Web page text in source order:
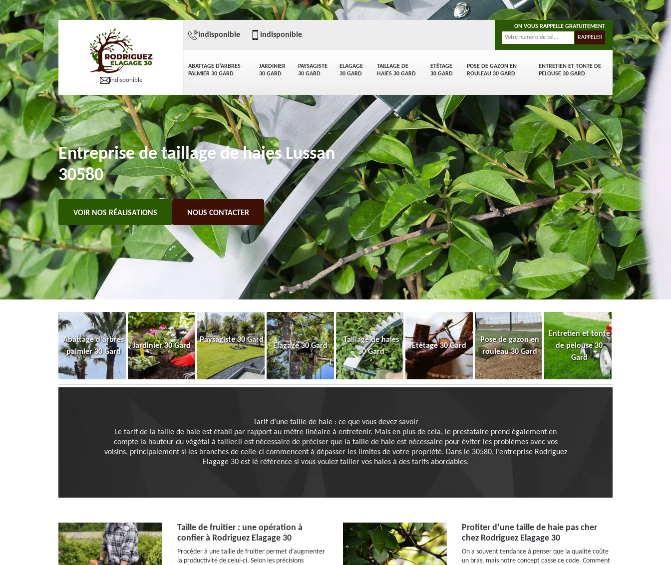
indisponible
ABATTAGE D'ARBRES
PALMIER 30 GARD
JARDINIER
30 GARD
PAYSAGISTE
30 GARD
ELAGAGE
30 GARD
TAILLAGE DE
HAIES 30 GARD
ETÊTAGE
30 GARD
POSE DE GAZON EN
ROULEAU 30 GARD
ENTRETIEN ET TONTE DE
PELOUSE 30 GARD
indisponible indisponible
ON VOUS RAPPELLE GRATUITEMENT
Entreprise de taillage de haies Lussan
30580
VOIR NOS RÉALISATIONS NOUS CONTACTER
Abattage d'arbres
palmier 30 Gard
Jardinier 30 Gard
Paysagiste 30 Gard
Elagage 30 Gard
Taillage de haies
30 Gard
Etêtage 30 Gard
Pose de gazon en
rouleau 30 Gard
Entretien et tonte
de pelouse 30
Gard
Tarif d’une taille de haie : ce que vous devez savoir
Le tarif de la taille de haie est établi par rapport au mètre linéaire à entretenir. Mais en plus de cela, le prestataire prend également en
compte la hauteur du végétal à tailler.il est nécessaire de préciser que la taille de haie est nécessaire pour éviter les problèmes avec vos
voisins, principalement si les branches de celle-ci commencent à dépasser les limites de votre propriété. Dans le 30580, l’entreprise Rodriguez
Elagage 30 est lé référence si vous voulez tailler vos haies à des tarifs abordables.
Taille de fruitier : une opération à
confier à Rodriguez Elagage 30
Procéder à une taille de fruitier permet d’augmenter
la productivité de celui-ci. Selon les précisions
Profiter d’une taille de haie pas cher
chez Rodriguez Elagage 30
On a souvent tendance à penser que la qualité coûte
un bras, mais notre concept casse ce code. Comment